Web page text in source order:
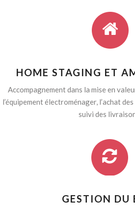
HOME STAGING ET
Accompagnement dans la mise en
l’équipement électroménager, l’achat
suivi des
GESTION DU